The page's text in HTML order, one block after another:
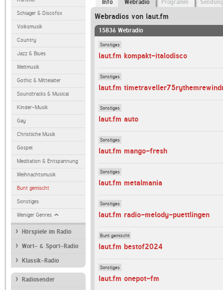
Schlager & Discofox
Volksmusik
Country
Jazz & Blues
Weltmusik
Gothic & Mittelalter
Soundtracks & Musical
Kinder-Musik
Gay
Christliche Musik
Gospel
Meditation & Entspannung
Weihnachtsmusik
Bunt gemischt
Sonstiges
Weniger Genres
Hörspiele im Radio
Wort- & Sport-Radio
Klassik-Radio
Radiosender
Info Webradio Programm
Webradios von laut.fm
15836 Webradio
Sonstiges
laut.fm kompakt-italodisco
Sonstiges
laut.fm
Sonstiges
laut.fm auto
Sonstiges
laut.fm mango-fresh
Sonstiges
laut.fm metalmania
Sonstiges
laut.fm radio-melody-puettlingen
Bunt gemischt
laut.fm bestof2024
Sonstiges
laut.fm onepot-fm